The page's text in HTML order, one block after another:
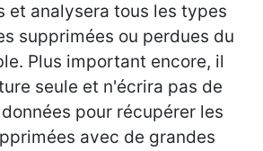
et analysera tous les types
supprimées ou perdues du
Plus important encore, il
seule et n'écrira pas de
pour récupérer les
avec de grandes